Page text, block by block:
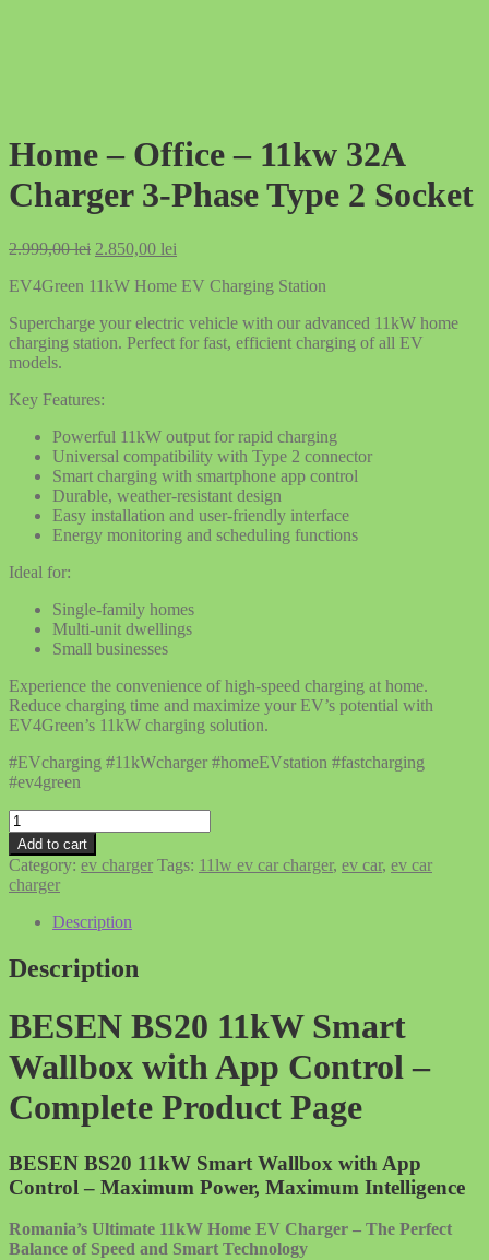
Home – Office – 11kw 32A
Charger 3-Phase Type 2 Socket
2.999,00lei Original
was:
2.850,00 lei
is:
EV4Green 11kW Home EV Charging Station
Supercharge your electric vehicle with our advanced 11kW home
charging station. Perfect for fast, efficient charging of all EV
models.
Key Features:
Powerful 11kW output for rapid charging
Universal compatibility with Type 2 connector
Smart charging with smartphone app control
Durable, weather-resistant design
Easy installation and user-friendly interface
Energy monitoring and scheduling functions
Ideal for:
Single-family homes
Multi-unit dwellings
Small businesses
Experience the convenience of high-speed charging at home.
Reduce charging time and maximize your EV’s potential with
EV4Green’s 11kW charging solution.
#EVcharging #11kWcharger #homeEVstation #fastcharging
#ev4green
Home
–
Office
–
11kw
32A
Charger
3-
Phase
2
Socket
quantity
Add to cart
Category: ev charger Tags: 11lw ev car charger, ev car, ev car
charger
Description
Description
BESEN BS20 11kW Smart
Wallbox with App Control –
Complete Product Page
BESEN BS20 11kW Smart Wallbox with App
Control – Maximum Power, Maximum Intelligence
Romania’s Ultimate 11kW Home EV Charger – The Perfect
Balance of Speed and Smart Technology